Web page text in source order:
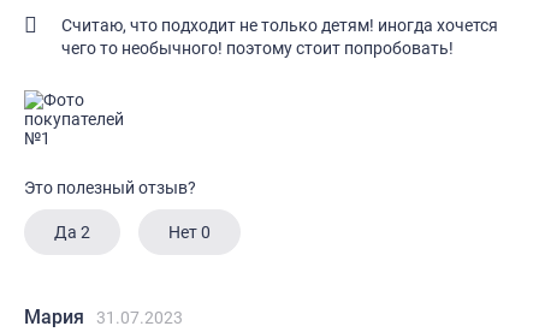
Считаю, что подходит не только детям! иногда хочется
чего то необычного! поэтому стоит попробовать!
Это полезный отзыв?
Да 2 Нет0
Мария
31.07.2023